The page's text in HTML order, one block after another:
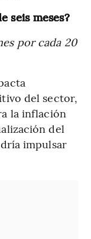
seis meses?
por cada 20
del sector,
la inflación
del
impulsar